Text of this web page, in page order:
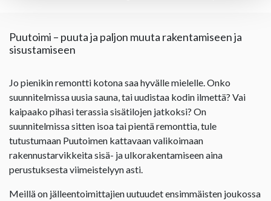
Puutoimi – puuta ja paljon muuta rakentamiseen ja
sisustamiseen
Jo pienikin remontti kotona saa hyvälle mielelle. Onko
suunnitelmissa uusia sauna, tai uudistaa kodin ilmettä? Vai
kaipaako pihasi terassia sisätilojen jatkoksi? On
suunnitelmissa sitten isoa tai pientä remonttia, tule
tutustumaan Puutoimen kattavaan valikoimaan
rakennustarvikkeita sisä- ja ulkorakentamiseen aina
perustuksesta viimeistelyyn asti.
Meillä on jälleentoimittajien uutuudet ensimmäisten joukossa